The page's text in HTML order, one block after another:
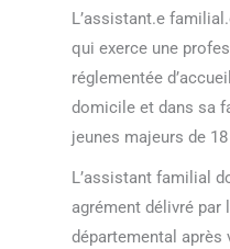
L’assistant.e
qui exerce une
réglementée
domicile et dans sa
jeunes majeurs de
L’assistant familial
agrément délivré par
départemental après